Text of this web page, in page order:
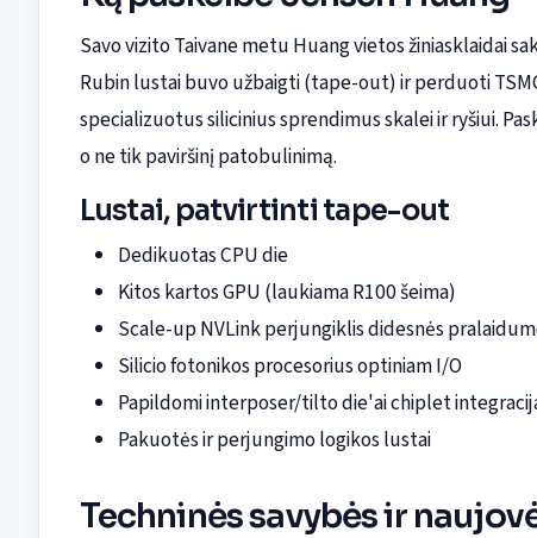
Savo vizito Taivane metu Huang vietos žiniasklaidai
Rubin lustai buvo užbaigti (tape-out) ir perduoti
specializuotus silicinius sprendimus skalei ir ryšiui.
o ne tik paviršinį patobulinimą.
Lustai, patvirtinti tape-out
Dedikuotas CPU die
Kitos kartos GPU (laukiama R100 šeima)
Scale-up NVLink perjungiklis didesnės
Silicio fotonikos procesorius optiniam I/O
Papildomi interposer/tilto die'ai chiplet
Pakuotės ir perjungimo logikos lustai
Techninės savybės ir